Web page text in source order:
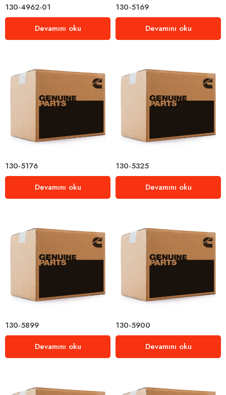
130-4962-01
Devamını oku
130-5169
Devamını oku
130-5176
Devamını oku
130-5325
Devamını oku
130-5899
Devamını oku
130-5900
Devamını oku